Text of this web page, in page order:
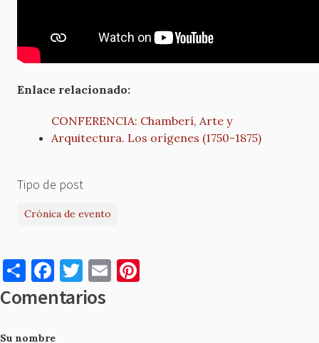
Enlace relacionado:
CONFERENCIA: Chamberí, Arte y
Arquitectura. Los orígenes (1750-1875)
Tipo de post
Crónica de evento
S
h
ar
e
F
a
c
e
T
w
it
E
m
Comentarios
Su nombre